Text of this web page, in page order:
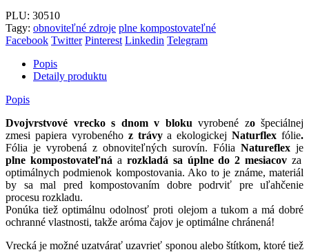
PLU: 30510
Tagy: obnoviteľné zdroje plne kompostovateľné
Facebook Twitter Pinterest Linkedin Telegram
Popis
Detaily produktu
Popis
Dvojvrstvové vrecko s dnom v bloku vyrobené zo špeciálnej
zmesi papiera vyrobenéhoz trávya ekologickej Naturflex fólie.
Fólia je vyrobená z obnoviteľných surovín. Fólia Natureflex je
plne kompostovateľná a rozkladá sa úplne do 2 mesiacovza
optimálnych podmienok kompostovania. Ako to je známe, materiál
by sa mal pred kompostovaním dobre podrviť pre uľahčenie
procesu rozkladu.
Ponúka tiež optimálnu odolnosť proti olejom a tukom a má dobré
ochranné ​​vlastnosti, takže aróma čajov je optimálne chránená!
Vrecká je možné uzatvárať uzavrieť sponou alebo štítkom, ktoré tiež